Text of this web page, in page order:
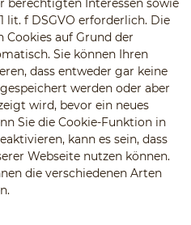
berechtigten Interessen sowie
lit. f DSGVO erforderlich. Die
Cookies auf Grund der
Sie können Ihren
dass entweder gar keine
werden oder aber
wird, bevor ein neues
Sie die Cookie-Funktion in
kann es sein, dass
Webseite nutzen können.
die verschiedenen Arten